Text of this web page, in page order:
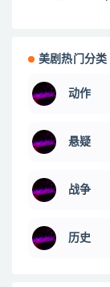
美剧热门分类
动作
悬疑
战争
历史